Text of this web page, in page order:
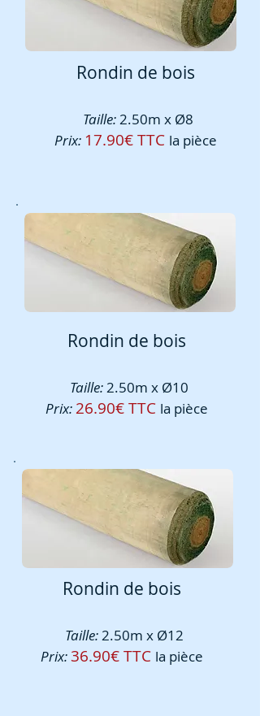
Rondin de bois
Taille:2.50m x Ø8
Prix: 17.90€ TTC la pièce
Rondin de bois
Taille:2.50m x Ø10
Prix: 26.90€ TTC la pièce
Rondin de bois
Taille:2.50m x Ø12
Prix:36.90€ TTC la pièce